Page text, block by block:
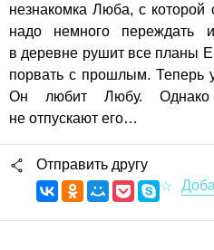
незнакомка Люба, с
надо немного переждать
в деревне рушит все планы
порвать с прошлым. Теперь
Он любит Любу. Однако
не отпускают его…
Отправить другу